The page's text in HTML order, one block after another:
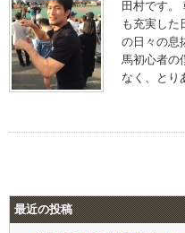
田村です。
も充実した
の日々の息
馬初心者の
なく、とり
最近の投稿